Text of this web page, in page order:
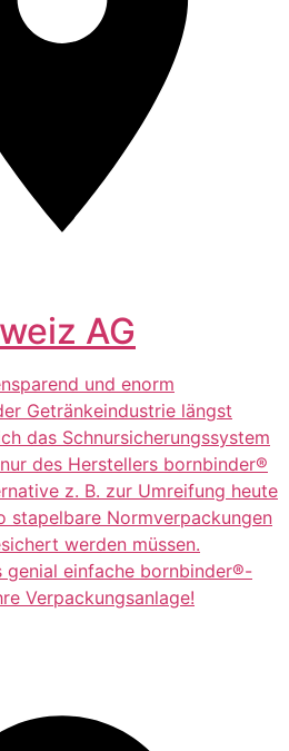
AG
und enorm
Getränkeindustrie längst
das Schnursicherungssystem
des Herstellers bornbinder®
z. B. zur Umreifung heute
stapelbare Normverpackungen
werden müssen.
genial einfache bornbinder®-
Verpackungsanlage!